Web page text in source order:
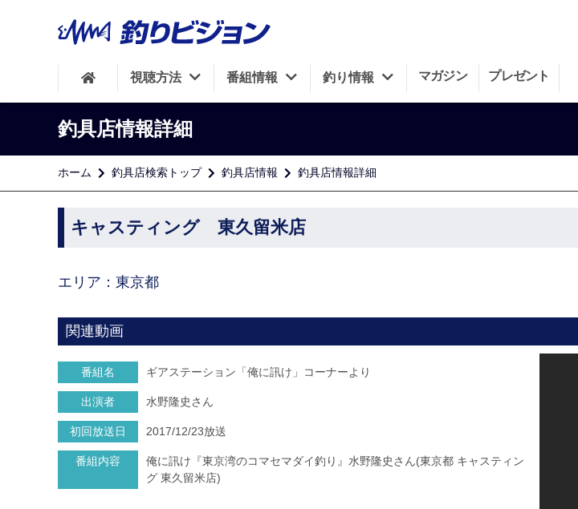
視聴方法 番組情報 釣り情報 マガジン プレゼント
釣具店情報詳細
ホーム 釣具店検索トップ 釣具店情報 釣具店情報詳細
キャスティング 東久留米店
エリア：東京都
関連動画
番組名 ギアステーション「俺に訊け」コーナーより
出演者 水野隆史さん
初回放送日 2017/12/23放送
番組内容
俺に訊け『東京湾のコマセマダイ釣り』水野隆史さん(東京都 キャスティン
グ 東久留米店)